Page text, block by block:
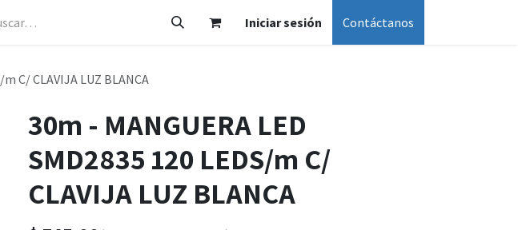
Iniciar sesión Contáctanos
C/ CLAVIJA LUZ BLANCA
30m - MANGUERA LED
SMD2835 120 LEDS/m C/
CLAVIJA LUZ BLANCA